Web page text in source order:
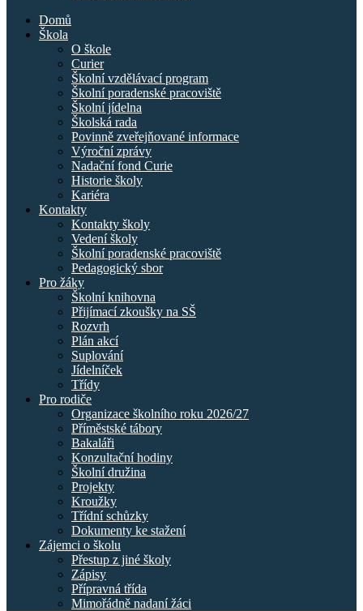
Domů
Škola
O škole
Curier
Školní vzdělávací program
Školní poradenské pracoviště
Školní jídelna
Školská rada
Povinně zveřejňované informace
Výroční zprávy
Nadační fond Curie
Historie školy
Kariéra
Kontakty
Kontakty školy
Vedení školy
Školní poradenské pracoviště
Pedagogický sbor
Pro žáky
Školní knihovna
Přijímací zkoušky na SŠ
Rozvrh
Plán akcí
Suplování
Jídelníček
Třídy
Pro rodiče
Organizace školního roku 2026/27
Příměstské tábory
Bakaláři
Konzultační hodiny
Školní družina
Projekty
Kroužky
Třídní schůzky
Dokumenty ke stažení
Zájemci o školu
Přestup z jiné školy
Zápisy
Přípravná třída
Mimořádně nadaní žáci